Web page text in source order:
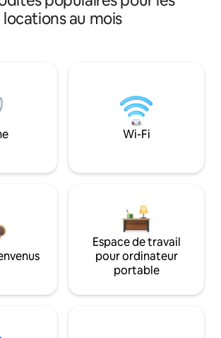
locations au mois
Wi-Fi
Espace de travail
pour ordinateur
portable